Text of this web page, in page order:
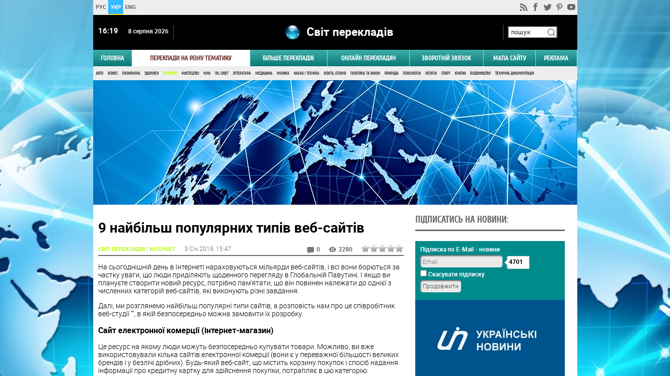
РУС УКР ENG
16 19 8 серпня 2026 Світ перекладів
ГОЛОВНА ПЕРЕКЛАДИ НА РІЗНУ ТЕМАТИКУ БІЛЬШЕ ПЕРЕКЛАДІВ ОНЛАЙН ПЕРЕКЛАДАЧ ЗВОРОТНІЙ ЗВЯЗОК МАПА САЙТУ РЕКЛАМА
АВТО БІЗНЕС ЕКОНОМІКА ЗДОРОВ'Я ІНТЕРНЕТ МИСТЕЦТВО КІНО ПК, СОФТ ЛІТЕРАТУРА МЕДИЦИНА МУЗИКА НАУКА І ТЕХНІКА ОСВІТА, ІСТОРІЯ ПОЛІТИКА ТА ЗАКОН ПРИРОДА ПСИХОЛОГІЯ РЕЛІГІЯ СПОРТ КРАЇНИ БУДІВНИЦТВО ТЕХНІЧНА ДОКУМЕНТАЦІЯ
9 найбільш популярних типів веб-сайтів
СВІТ ПЕРЕКЛАДІВ: ІНТЕРНЕТ 3 Січ 2019 , 15:47 0 2280
На сьогоднішній день в Інтернеті нараховуються мільярди веб-сайтів, і всі вони борються за
частку уваги, що люди приділяють щоденного перегляду в Глобальній Павутині. І якщо ви
плануєте створити новий ресурс, потрібно пам'ятати, що він повинен належати до однієї з
численних категорій веб-сайтів, які виконують різні завдання.
Далі, ми розглянемо найбільш популярні типи сайтів, а розповість нам про це співробітник
веб-студії "", в якій безпосередньо можна замовити їх розробку.
Сайт електронної комерції (інтернет-магазин)
Це ресурс на якому люди можуть безпосередньо купувати товари. Можливо, ви вже
використовували кілька сайтів електронної комерції (вони є у переважної більшості великих
брендів і у безлічі дрібних). Будь-який веб-сайт, що містить корзину покупок і спосіб надання
інформації про кредитну картку для здійснення покупки, потрапляє в цю категорію.
ПІДПИСАТИСЬ НА НОВИНИ:
Підписка по E-Mail - новини
4701
Скасувати підписку